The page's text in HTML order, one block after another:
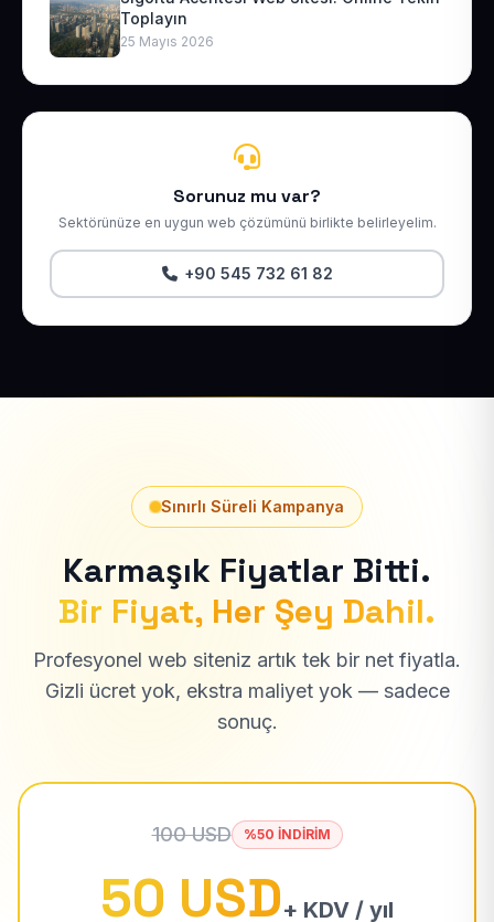
Toplayın
25 Mayıs 2026
Sorunuz mu var?
Sektörünüze en uygun web çözümünü birlikte belirleyelim.
+90 545 732 61 82
Sınırlı Süreli Kampanya
Karmaşık Fiyatlar Bitti.
Bir Fiyat, Her Şey Dahil.
Profesyonel web siteniz artık tek bir net fiyatla.
Gizli ücret yok, ekstra maliyet yok — sadece
sonuç.
100 USD %50 İNDİRİM
50 USD+ KDV / yıl